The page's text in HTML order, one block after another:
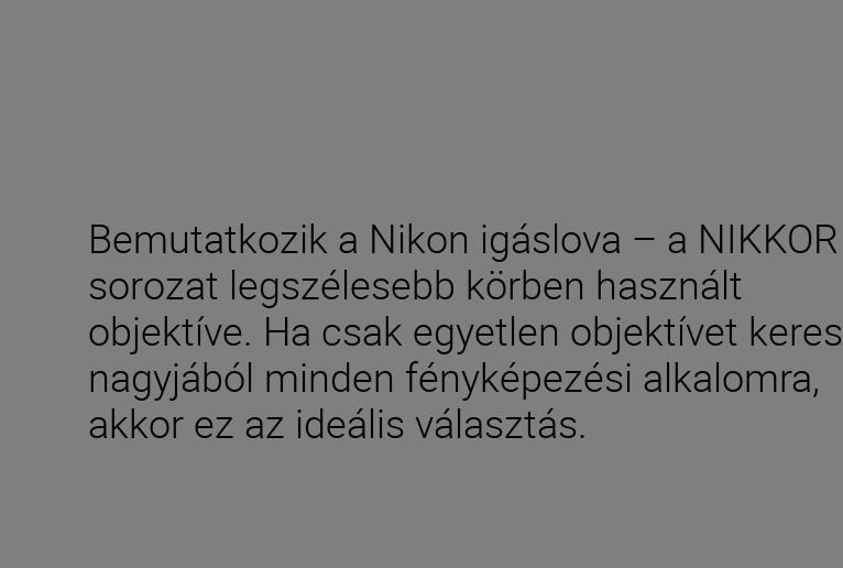
Bemutatkozik a Nikon igáslova – a NIKKOR
sorozat legszélesebb körben használt
objektíve. Ha csak egyetlen objektívet keres
nagyjából minden fényképezési alkalomra,
akkor ez az ideális választás.